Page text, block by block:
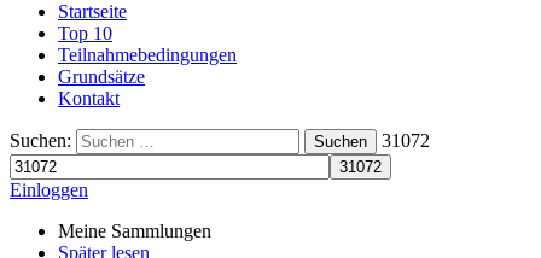
Startseite
Top 10
Teilnahmebedingungen
Grundsätze
Kontakt
Suchen: Suchen 31072
Einloggen
Meine Sammlungen
Später lesen